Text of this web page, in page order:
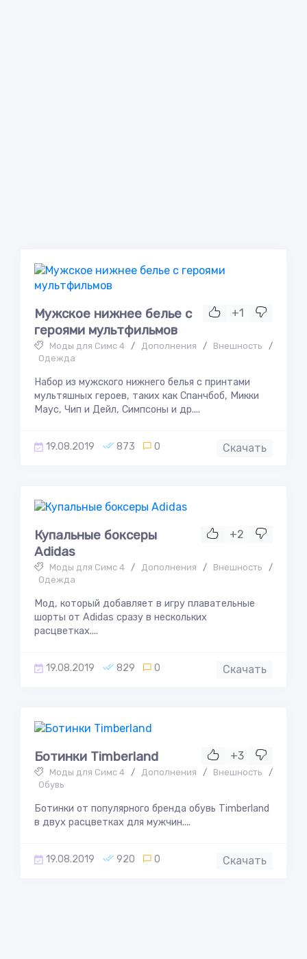
+1
Мужское нижнее белье с
героями мультфильмов
Моды для Симс 4 / Дополнения / Внешность
/
Одежда
Набор из мужского нижнего белья с принтами
мультяшных героев, таких как Спанчбоб, Микки
Маус, Чип и Дейл, Симпсоны и др....
19.08.2019 873 0 Скачать
+2
Купальные боксеры
Adidas
Моды для Симс 4 / Дополнения / Внешность
/
Одежда
Мод, который добавляет в игру плавательные
шорты от Adidas сразу в нескольких
расцветках....
19.08.2019 829 0 Скачать
+3
Ботинки Timberland
Моды для Симс 4 / Дополнения / Внешность
/
Обувь
Ботинки от популярного бренда обувь Timberland
в двух расцветках для мужчин....
19.08.2019 920 0 Скачать